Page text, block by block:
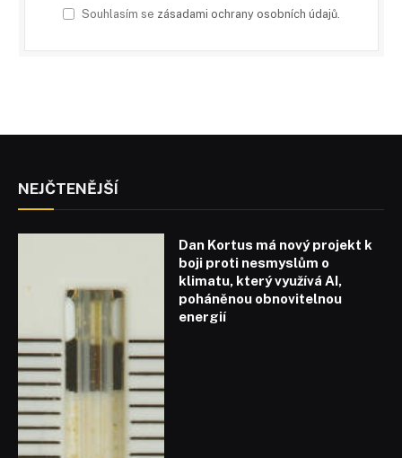
Souhlasím se zásadami ochrany osobních údajů
NEJČTENĚJŠÍ
Dan Kortus má nový projekt k
boji proti nesmyslům o
klimatu, který využívá AI,
poháněnou obnovitelnou
energií